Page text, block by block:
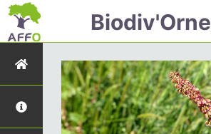
Biodiv'Orne